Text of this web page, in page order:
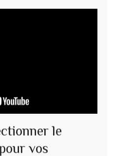
le
vos